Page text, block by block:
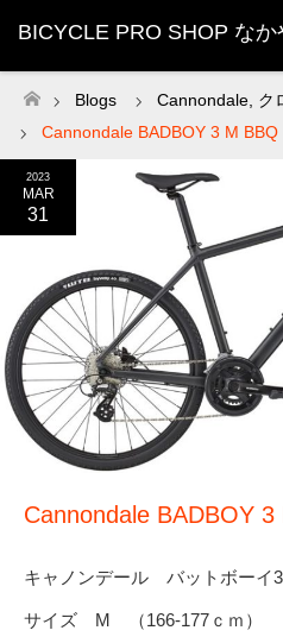
BICYCLE PRO SHOP なか
ホーム
Blogs Cannondale ク
Cannondale BADBOY 3 M BBQ
2023
MAR
31
Cannondale BADBOY
キャノンデール バットボーイ3
サイズ M （166-177ｃｍ）